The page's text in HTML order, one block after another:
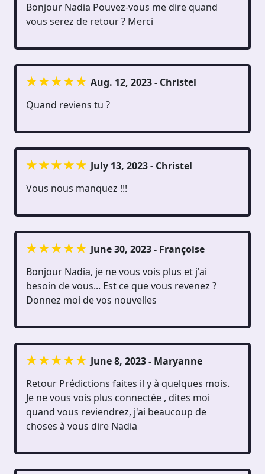
Bonjour Nadia Pouvez-vous me dire quand
vous serez de retour ? Merci
Aug. 12, 2023 - Christel
Quand reviens tu ?
July 13, 2023 - Christel
Vous nous manquez !!!
June 30, 2023 - Françoise
Bonjour Nadia, je ne vous vois plus et j'ai
besoin de vous... Est ce que vous revenez ?
Donnez moi de vos nouvelles
June 8, 2023 - Maryanne
Retour Prédictions faites il y à quelques mois.
Je ne vous vois plus connectée , dites moi
quand vous reviendrez, j'ai beaucoup de
choses à vous dire Nadia